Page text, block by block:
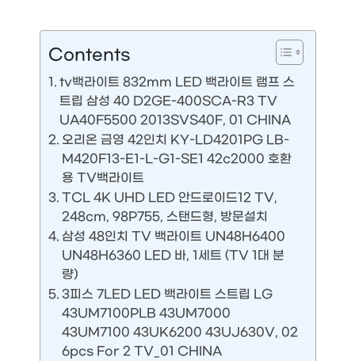
Contents
tv백라이트 832mm LED 백라이트 램프 스
트립 삼성 40 D2GE-400SCA-R3 TV
UA40F5500 2013SVS40F, 01 CHINA
오리온 금영 42인치 KY-LD4201PG LB-
M420F13-E1-L-G1-SE1 42c2000 호환
용 TV백라이트
TCL 4K UHD LED 안드로이드12 TV,
248cm, 98P755, 스탠드형, 방문설치
삼성 48인치 TV 백라이트 UN48H6400
UN48H6360 LED 바, 1세트 (TV 1대 분
량)
3피스 7LED LED 백라이트 스트립 LG
43UM7100PLB 43UM7000
43UM7100 43UK6200 43UJ630V, 02
6pcs For 2 TV_01 CHINA